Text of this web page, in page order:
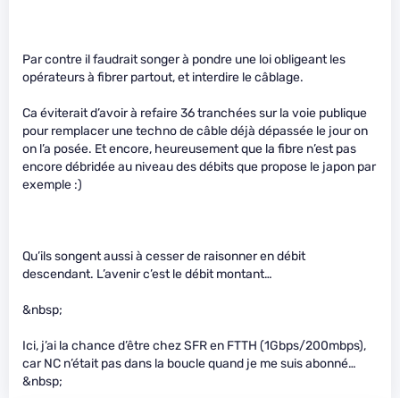
Par contre il faudrait songer à pondre une loi obligeant les
opérateurs à fibrer partout, et interdire le câblage.
Ca éviterait d’avoir à refaire 36 tranchées sur la voie publique
pour remplacer une techno de câble déjà dépassée le jour on
on l’a posée. Et encore, heureusement que la fibre n’est pas
encore débridée au niveau des débits que propose le japon par
exemple :)
Qu’ils songent aussi à cesser de raisonner en débit
descendant. L’avenir c’est le débit montant…
&nbsp;
Ici, j’ai la chance d’être chez SFR en FTTH (1Gbps/200mbps),
car NC n’était pas dans la boucle quand je me suis abonné…
&nbsp;